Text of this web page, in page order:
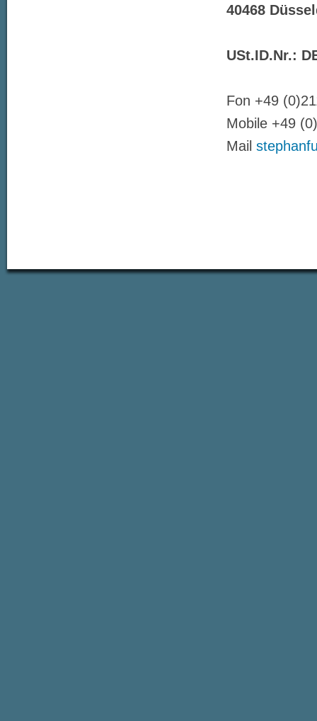
40468
USt.ID.Nr.:
Fon +49
Mobile +49
Mail